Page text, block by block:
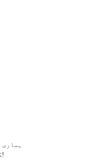
کو گیینٹری کرین ، بیم لانچر ، اوور ہیڈ کرین وغیرہ کی ضرورت ہو تو ہمارے ساتھ کسی بھی وقت رابطہ قائم کرنے میں خوش آمدید!